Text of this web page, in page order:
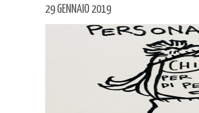
29 GENNAIO 2019